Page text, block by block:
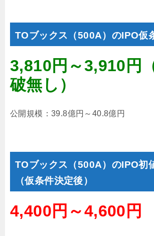
TOブックス（500A）のIPO仮
3,810円～3,910円
破無し）
公開規模：39.8億円～40.8億円
TOブックス（500A）のIPO初
（仮条件決定後）
4,400円～4,600円